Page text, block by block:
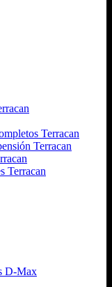
Terracan
Terracan
Terracan
D-Max